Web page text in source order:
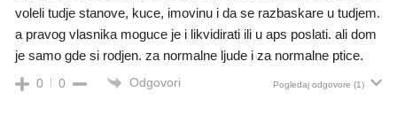
voleli tudje stanove, kuce, imovinu i da se razbaskare u tudjem.
a pravog vlasnika moguce je i likvidirati ili u aps poslati. ali dom
je samo gde si rodjen. za normalne ljude i za normalne ptice.
0 0 Odgovori Pogledaj odgovore (1)